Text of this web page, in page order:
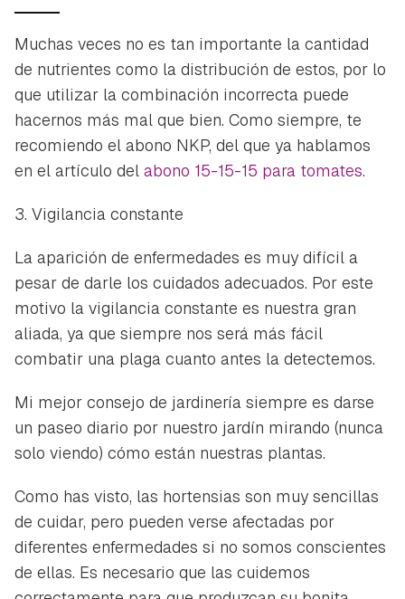
Muchas veces no es tan importante la cantidad
de nutrientes como la distribución de estos, por lo
que utilizar la combinación incorrecta puede
hacernos más mal que bien. Como siempre, te
recomiendo el abono NKP, del que ya hablamos
en el artículo del abono 15-15-15 para tomates.
3. Vigilancia constante
La aparición de enfermedades es muy difícil a
pesar de darle los cuidados adecuados. Por este
motivo la vigilancia constante es nuestra gran
aliada, ya que siempre nos será más fácil
combatir una plaga cuanto antes la detectemos.
Mi mejor consejo de jardinería siempre es darse
un paseo diario por nuestro jardín mirando (nunca
solo viendo) cómo están nuestras plantas.
Como has visto, las hortensias son muy sencillas
de cuidar, pero pueden verse afectadas por
diferentes enfermedades si no somos conscientes
de ellas. Es necesario que las cuidemos